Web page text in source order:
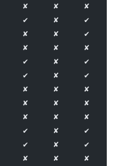
✔     ✘     ✘     ✘
✔     ✔     ✘     ✔
✔     ✘     ✘     ✔
✔     ✘     ✘     ✘
✔     ✔     ✘     ✔
✔     ✘     ✔
✔     ✘     ✘     ✘
✔     ✘     ✘     ✘
✘     ✘     ✘     ✘
✘     ✔     ✘     ✔
✔     ✔     ✘     ✔
✘     ✘     ✘     ✘